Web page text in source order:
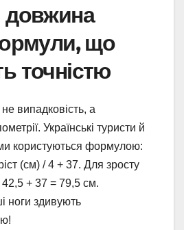
довжина
що
точністю
випадковість, а
Українські туристи й
користуються формулою:
(см) / 4 + 37. Для зросту
+ 37 = 79,5 см.
ноги здивують